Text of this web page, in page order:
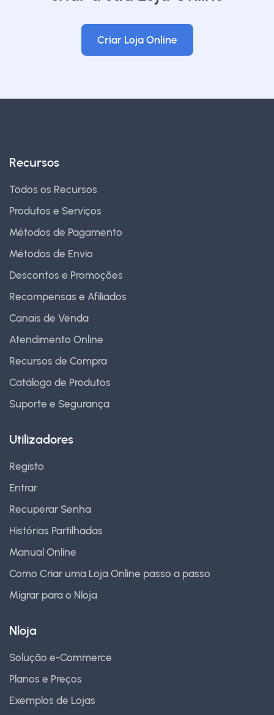
Criar Loja Online
Recursos
Todos os Recursos
Produtos e Serviços
Métodos de Pagamento
Métodos de Envio
Descontos e Promoções
Recompensas e Afiliados
Canais de Venda
Atendimento Online
Recursos de Compra
Catálogo de Produtos
Suporte e Segurança
Utilizadores
Registo
Entrar
Recuperar Senha
Histórias Partilhadas
Manual Online
Como Criar uma Loja Online passo a passo
Migrar para o Nloja
Nloja
Solução e-Commerce
Planos e Preços
Exemplos de Lojas